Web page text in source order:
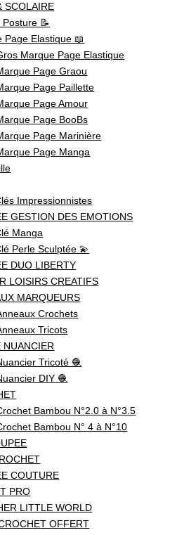
SCOLAIRE
📝
Page Elastique 📖
Marque Page Elastique
Page Graou
Page Paillette
Page Amour
Page BooBs
Page Marinière
Page Manga
Impressionnistes
GESTION DES EMOTIONS
Manga
Perle Sculptée 💫
DUO LIBERTY
LOISIRS CREATIFS
MARQUEURS
Crochets
Tricots
NUANCIER
Tricoté 🧶
DIY 🧶
Bambou N°2.0 à N°3.5
Bambou N° 4 à N°10
COUTURE
PRO
LITTLE WORLD
OFFERT